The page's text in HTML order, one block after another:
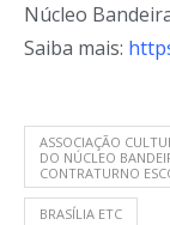
Núcleo
Saiba mais:
ASSOCIAÇÃO
DO NÚCLEO
CONTRATURNO
BRASÍLIA ETC